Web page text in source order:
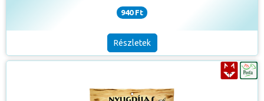
940 Ft
Részletek